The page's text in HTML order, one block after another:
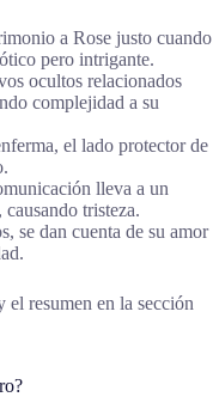
a Rose justo cuando
pero intrigante.
ocultos relacionados
complejidad a su
el lado protector de
lleva a un
tristeza.
se dan cuenta de su amor
el resumen en la sección